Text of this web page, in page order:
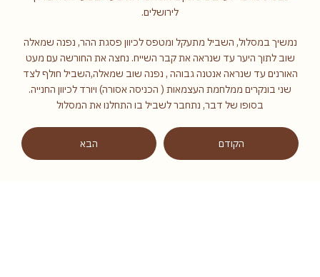
לירושלים.
נמשיך במסלול, השביל מתעקל ומטפס לכיוון פסגת ההר, נפנה שמאלה
שוב לתוך היער עד שנראה את קבר השייח. נחצה את החורשה עם מעט
האורנים עד שנראה אנטנה גבוהה , נפנה שוב שמאלה,השביל חולף לצד
שני בונקרים ממלחמת העצמאות ( הכניסה אסורה) ויורד לכיוון החנייה.
בסופו של דבר, נתחבר לשביל בו התחלנו את המסלול
הקודם